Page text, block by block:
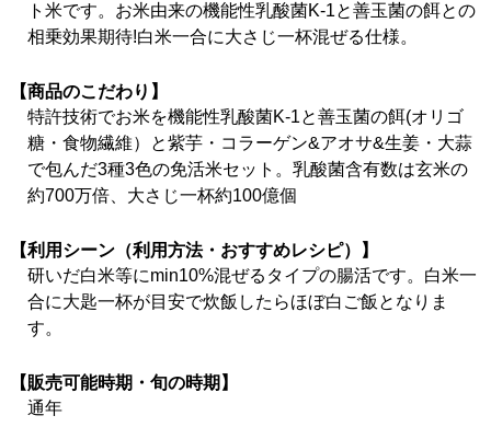
ト米です。お米由来の機能性乳酸菌K-1と善玉菌の餌との
相乗効果期待!白米一合に大さじ一杯混ぜる仕様。
【商品のこだわり】
特許技術でお米を機能性乳酸菌K-1と善玉菌の餌(オリゴ
糖・食物繊維）と紫芋・コラーゲン&アオサ&生姜・大蒜
で包んだ3種3色の免活米セット。乳酸菌含有数は玄米の
約700万倍、大さじ一杯約100億個
【利用シーン（利用方法・おすすめレシピ）】
研いだ白米等にmin10%混ぜるタイプの腸活です。白米一
合に大匙一杯が目安で炊飯したらほぼ白ご飯となりま
す。
【販売可能時期・旬の時期】
通年